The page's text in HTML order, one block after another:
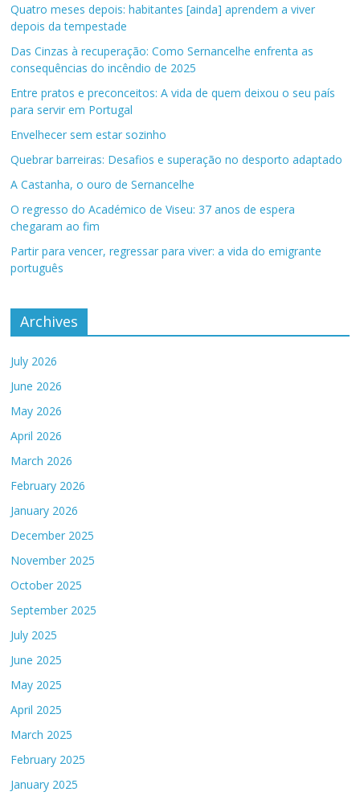
Quatro meses depois: habitantes [ainda] aprendem a viver
depois da tempestade
Das Cinzas à recuperação: Como Sernancelhe enfrenta as
consequências do incêndio de 2025
Entre pratos e preconceitos: A vida de quem deixou o seu país
para servir em Portugal
Envelhecer sem estar sozinho
Quebrar barreiras: Desafios e superação no desporto adaptado
A Castanha, o ouro de Sernancelhe
O regresso do Académico de Viseu: 37 anos de espera
chegaram ao fim
Partir para vencer, regressar para viver: a vida do emigrante
português
Archives
July 2026
June 2026
May 2026
April 2026
March 2026
February 2026
January 2026
December 2025
November 2025
October 2025
September 2025
July 2025
June 2025
May 2025
April 2025
March 2025
February 2025
January 2025